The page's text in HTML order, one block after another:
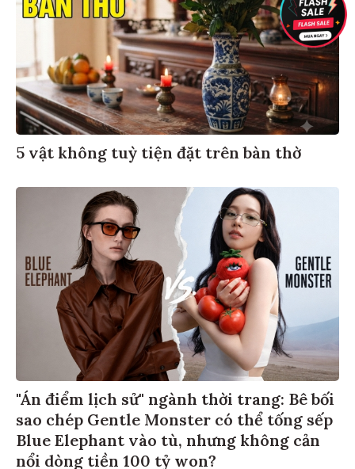
5 vật không tuỳ tiện đặt trên bàn thờ
"Án điểm lịch sử" ngành thời trang: Bê bối
sao chép Gentle Monster có thể tống sếp
Blue Elephant vào tù, nhưng không cản
nổi dòng tiền 100 tỷ won?